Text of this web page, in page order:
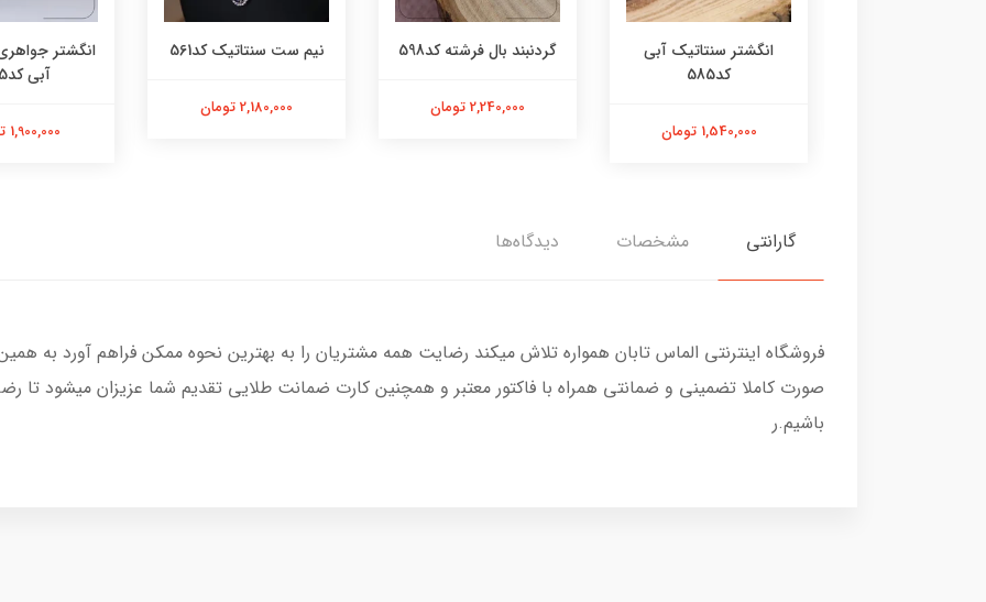
انگشتر سنتاتیک آبی
کد585
1,540,000 تومان
گردنبند بال فرشته کد598
2,240,000 تومان
نیم ست سنتاتیک کد561
2,180,000 تومان
انگشتر
آبی کد565
1,900,000 تومان
گارانتی مشخصات دیدگاه‌ها
فروشگاه اینترنتی الماس تابان همواره تلاش میکند رضایت همه مشتریان را به بهترین نحوه ممکن فراهم آورد به
صورت کاملا تضمینی و ضمانتی همراه با فاکتور معتبر و همچنین کارت ضمانت طلایی تقدیم شما عزیزان میشود تا
باشیم.ر